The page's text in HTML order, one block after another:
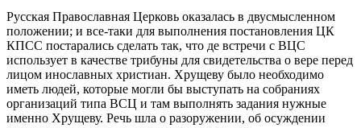
Русская Православная Церковь оказалась в двусмысленном
положении; и все‑таки для выполнения постановления ЦК
КПСС постарались сделать так, что де встречи с ВЦС
использует в качестве трибуны для свидетельства о вере перед
лицом инославных христиан. Хрущеву было необходимо
иметь людей, которые могли бы выступать на собраниях
организаций типа ВСЦ и там выполнять задания нужные
именно Хрущеву. Речь шла о разоружении, об осуждении